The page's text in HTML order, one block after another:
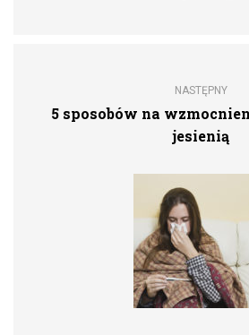
NASTĘPNY
5 sposobów na
jesienią